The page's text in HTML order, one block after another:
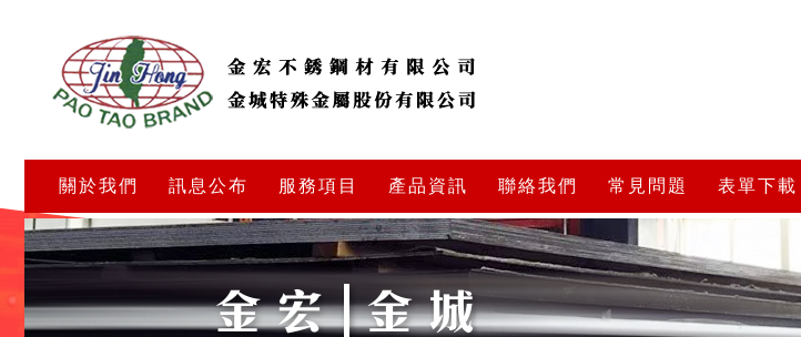
關於我們 訊息公布 服務項目 產品資訊 聯絡我們 常見問題 表單下載